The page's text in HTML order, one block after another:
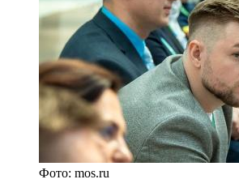
Фото: mos.ru